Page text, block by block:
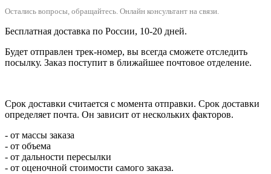
Остались вопросы, обращайтесь. Онлайн консультант на связи.
Бесплатная доставка по России, 10-20 дней.
Будет отправлен трек-номер, вы всегда сможете отследить
посылку. Заказ поступит в ближайшее почтовое отделение.
Срок доставки считается с момента отправки. Срок доставки
определяет почта. Он зависит от нескольких факторов.
- от массы заказа
- от объема
- от дальности пересылки
- от оценочной стоимости самого заказа.